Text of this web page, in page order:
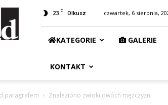
23 C Olkusz czwartek, 6 sierpnia,
KATEGORIE GALERIE
KONTAKT
paragrafem Znaleziono zwłoki dwóch mężczyzn